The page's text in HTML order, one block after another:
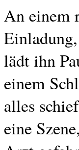
An einem
lädt ihn
einem
alles
eine